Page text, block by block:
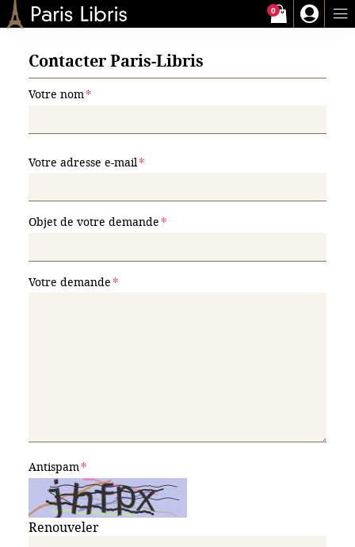
Paris-Libris
0
Contacter Paris-Libris
Votre nom
Votre adresse e-mail
Objet de votre demande
Votre demande
Antispam
Renouveler